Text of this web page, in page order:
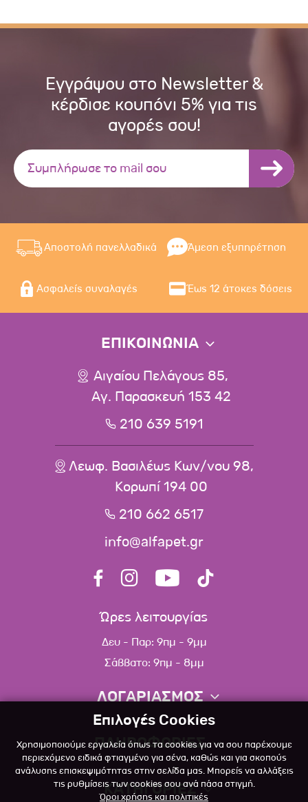
Εγγράψου στο Newsletter &
κέρδισε κουπόνι 5% για τις
αγορές σου!
Αποστολή πανελλαδικά Άμεση εξυπηρέτηση
Ασφαλείς συναλαγές Έως 12 άτοκες δόσεις
ΕΠΙΚΟΙΝΩΝΙΑ
Αιγαίου Πελάγους 85,
Αγ. Παρασκευή 153 42
210 639 5191
Λεωφ. Βασιλέως Κων/νου 98,
Κορωπί 194 00
210 662 6517
info@alfapet.gr
Ώρες λειτουργίας
Δευ - Παρ: 9πμ - 9μμ
Σάββατο: 9πμ - 8μμ
ΛΟΓΑΡΙΑΣΜΟΣ
Πληροφορίες λογαριασμού
Λίστα αγαπημένων
Πολιτική επιστροφών
ΠΛΗΡΟΦΟΡΙΕΣ
Σχετικά
ΚΑΤΗΓΟΡΙΕΣ
Επιλογές Cookies
Χρησιμοποιούμε εργαλεία όπως τα cookies για να σου παρέχουμε
περιεχόμενο ειδικά φτιαγμένο για σένα, καθώς και για σκοπούς
ανάλυσης επισκεψιμότητας στην σελίδα μας. Μπορείς να αλλάξεις
τις ρυθμίσεις των cookies σου ανά πάσα στιγμή.
Όροι χρήσης και πολιτικές